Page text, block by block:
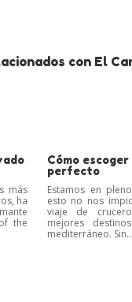
con El
más
ha
the
Cómo
perfecto
Estamos en
esto no nos
viaje de
mejores
mediterráneo. Sin...